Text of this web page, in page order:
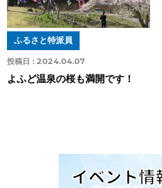
投稿日 : 2024.04.07
ふるさと特派員
よふど温泉の桜も満開です！